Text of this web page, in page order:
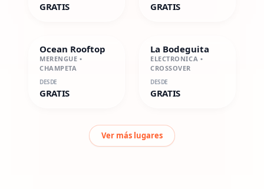
GRATIS GRATIS
Ocean Rooftop
MERENGUE •
CHAMPETA
DESDE
GRATIS
La Bodeguita
ELECTRONICA •
CROSSOVER
DESDE
GRATIS
Ver más lugares